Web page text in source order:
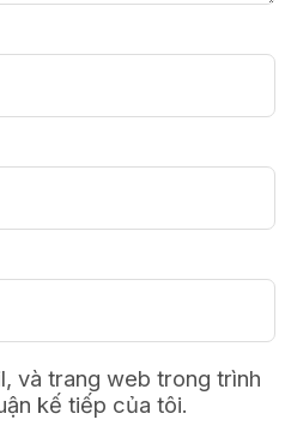
và trang web trong trình
kế tiếp của tôi.